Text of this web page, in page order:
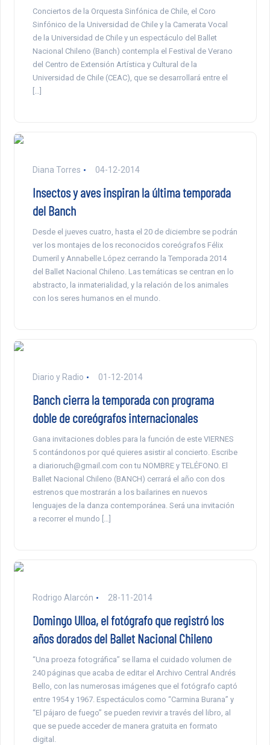
Conciertos de la Orquesta Sinfónica de Chile, el Coro
Sinfónico de la Universidad de Chile y la Camerata Vocal
de la Universidad de Chile y un espectáculo del Ballet
Nacional Chileno (Banch) contempla el Festival de Verano
del Centro de Extensión Artística y Cultural de la
Universidad de Chile (CEAC), que se desarrollará entre el
[…]
Diana Torres 04-12-2014
Insectos y aves inspiran la última temporada
del Banch
Desde el jueves cuatro, hasta el 20 de diciembre se podrán
ver los montajes de los reconocidos coreógrafos Félix
Dumeril y Annabelle López cerrando la Temporada 2014
del Ballet Nacional Chileno. Las temáticas se centran en lo
abstracto, la inmaterialidad, y la relación de los animales
con los seres humanos en el mundo.
Diario y Radio 01-12-2014
Banch cierra la temporada con programa
doble de coreógrafos internacionales
Gana invitaciones dobles para la función de este VIERNES
5 contándonos por qué quieres asistir al concierto. Escribe
a diarioruch@gmail.com con tu NOMBRE y TELÉFONO. El
Ballet Nacional Chileno (BANCH) cerrará el año con dos
estrenos que mostrarán a los bailarines en nuevos
lenguajes de la danza contemporánea. Será una invitación
a recorrer el mundo […]
Rodrigo Alarcón 28-11-2014
Domingo Ulloa, el fotógrafo que registró los
años dorados del Ballet Nacional Chileno
“Una proeza fotográfica” se llama el cuidado volumen de
240 páginas que acaba de editar el Archivo Central Andrés
Bello, con las numerosas imágenes que el fotógrafo captó
entre 1954 y 1967. Espectáculos como “Carmina Burana” y
“El pájaro de fuego” se pueden revivir a través del libro, al
que se puede acceder de manera gratuita en formato
digital.